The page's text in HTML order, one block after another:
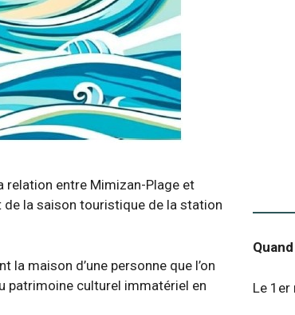
relation entre Mimizan-Plage et
de la saison touristique de la station
maison d’une personne que l’on
patrimoine culturel immatériel en
Le 1er